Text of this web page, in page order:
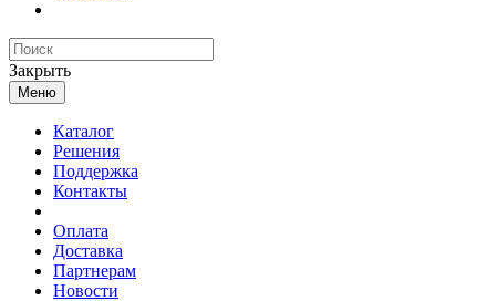
Закрыть
Меню
Каталог
Решения
Поддержка
Контакты
Оплата
Доставка
Партнерам
Новости